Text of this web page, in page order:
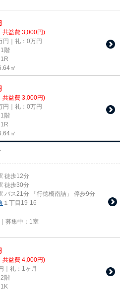
共益費 3,000円)
円｜礼：0万円
階
㎡
共益費 3,000円)
円｜礼：0万円
階
㎡
徒歩12分
徒歩30分
バス21分 「行徳橋南詰」 停歩9分
１丁目19-16
募集中： 1室
共益費 4,000円)
｜礼：1ヶ月
階